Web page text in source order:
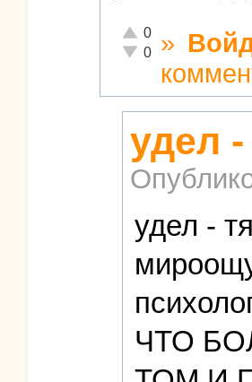
Отлично!
0
Неадекватно!
0 »
удел -
удел -
ЧТО